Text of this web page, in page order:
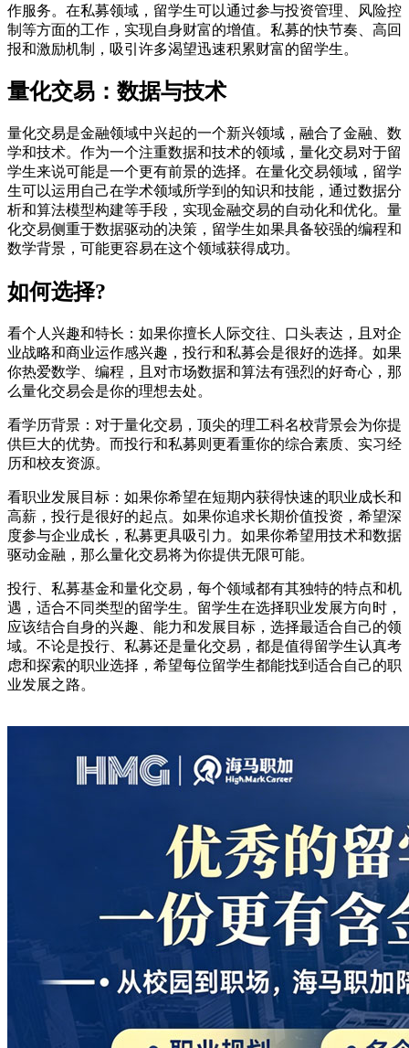
作服务。在私募领域，留学生可以通过参与投资管理、风险控
制等方面的工作，实现自身财富的增值。私募的快节奏、高回
报和激励机制，吸引许多渴望迅速积累财富的留学生。
量化交易：数据与技术
量化交易是金融领域中兴起的一个新兴领域，融合了金融、数
学和技术。作为一个注重数据和技术的领域，量化交易对于留
学生来说可能是一个更有前景的选择。在量化交易领域，留学
生可以运用自己在学术领域所学到的知识和技能，通过数据分
析和算法模型构建等手段，实现金融交易的自动化和优化。量
化交易侧重于数据驱动的决策，留学生如果具备较强的编程和
数学背景，可能更容易在这个领域获得成功。
如何选择?
看个人兴趣和特长：如果你擅长人际交往、口头表达，且对企
业战略和商业运作感兴趣，投行和私募会是很好的选择。如果
你热爱数学、编程，且对市场数据和算法有强烈的好奇心，那
么量化交易会是你的理想去处。
看学历背景：对于量化交易，顶尖的理工科名校背景会为你提
供巨大的优势。而投行和私募则更看重你的综合素质、实习经
历和校友资源。
看职业发展目标：如果你希望在短期内获得快速的职业成长和
高薪，投行是很好的起点。如果你追求长期价值投资，希望深
度参与企业成长，私募更具吸引力。如果你希望用技术和数据
驱动金融，那么量化交易将为你提供无限可能。
投行、私募基金和量化交易，每个领域都有其独特的特点和机
遇，适合不同类型的留学生。留学生在选择职业发展方向时，
应该结合自身的兴趣、能力和发展目标，选择最适合自己的领
域。不论是投行、私募还是量化交易，都是值得留学生认真考
虑和探索的职业选择，希望每位留学生都能找到适合自己的职
业发展之路。